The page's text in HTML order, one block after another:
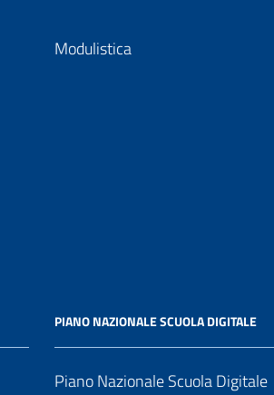
Modulistica
PIANO NAZIONALE SCUOLA DIGITALE
Piano Nazionale Scuola Digitale